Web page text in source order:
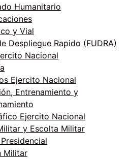
Humanitario
y Vial
Despliegue Rapido (FUDRA)
Nacional
Ejercito Nacional
Entrenamiento y
Ejercito Nacional
y Escolta Militar
Militar